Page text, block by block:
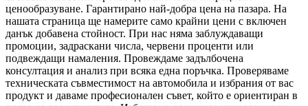
ценообразуване. Гарантирано най-добра цена на пазара. На
нашата страница ще намерите само крайни цени с включен
данък добавена стойност. При нас няма заблуждаващи
промоции, задраскани числа, червени проценти или
подвеждащи намаления. Провеждаме задълбочена
консултация и анализ при всяка една поръчка. Проверяваме
техническата съвместимост на автомобила и избрания от вас
продукт и даваме професионален съвет, който е ориентиран в